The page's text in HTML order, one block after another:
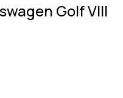
Golf VIII